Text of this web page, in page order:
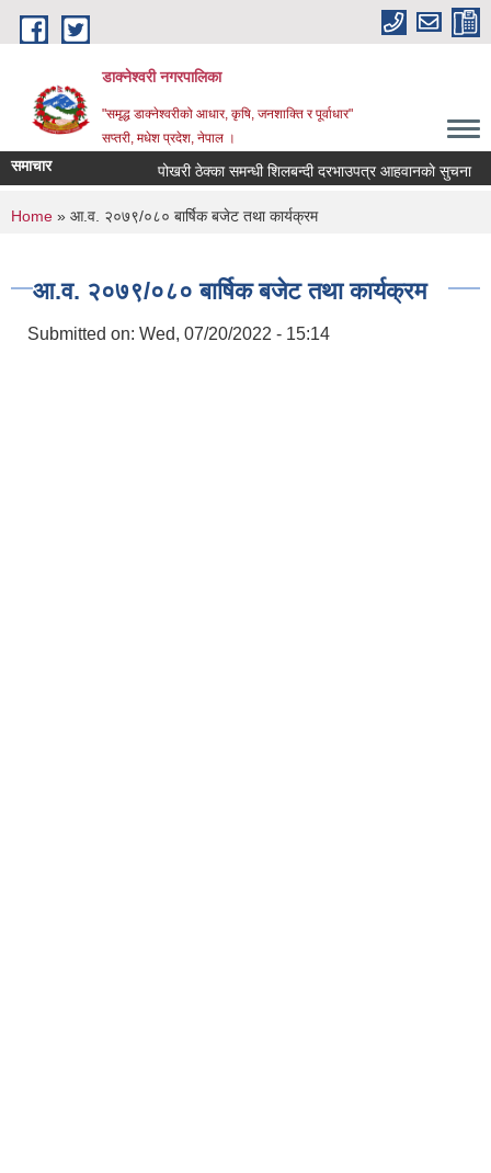
Skip to main content
डाक्नेश्वरी नगरपालिका
"समृद्ध डाक्नेश्वरीको आधार, कृषि, जनशाक्ति र पूर्वाधार"
सप्तरी, मधेश प्रदेश, नेपाल ।
समाचार पोखरी ठेक्का समन्धी शिलबन्दी दरभाउपत्र आहवानकाे सुचना
You are here
Home » आ.व. २०७९/०८० बार्षिक बजेट तथा कार्यक्रम
आ.व. २०७९/०८० बार्षिक बजेट तथा कार्यक्रम
Submitted on: Wed, 07/20/2022 - 15:14